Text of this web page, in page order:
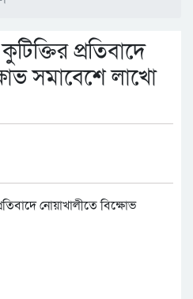
কুটিক্তির প্রতিবাদে
সমাবেশে লাখো